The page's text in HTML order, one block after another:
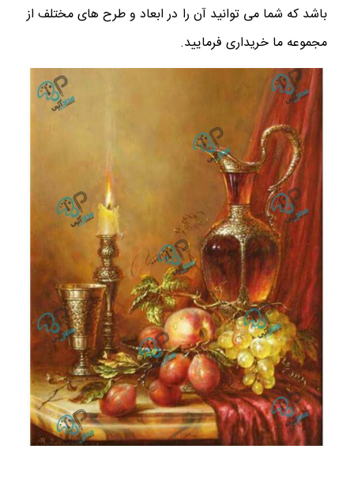
باشد که شما می توانید آن را در ابعاد و طرح های مختلف از
مجموعه ما خریداری فرمایید.